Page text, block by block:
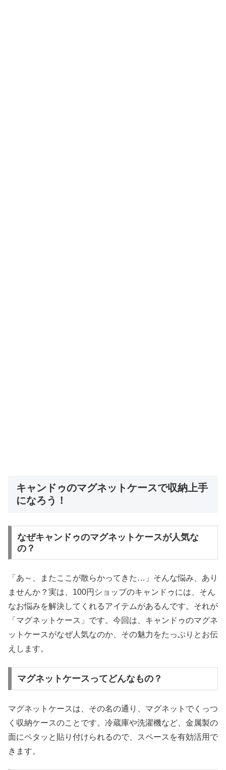
キャンドゥのマグネットケースで収納上手
になろう！
なぜキャンドゥのマグネットケースが人気な
の？
「あ～、またここが散らかってきた…」そんな悩み、あり
ませんか？実は、100円ショップのキャンドゥには、そん
なお悩みを解決してくれるアイテムがあるんです。それが
「マグネットケース」です。今回は、キャンドゥのマグネ
ットケースがなぜ人気なのか、その魅力をたっぷりとお伝
えします。
マグネットケースってどんなもの？
マグネットケースは、その名の通り、マグネットでくっつ
く収納ケースのことです。冷蔵庫や洗濯機など、金属製の
面にペタッと貼り付けられるので、スペースを有効活用で
きます。